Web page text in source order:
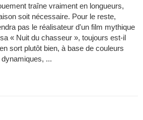
traîne vraiment en longueurs,
soit nécessaire. Pour le reste,
pas le réalisateur d'un film mythique
« Nuit du chasseur », toujours est-il
sort plutôt bien, à base de couleurs
...